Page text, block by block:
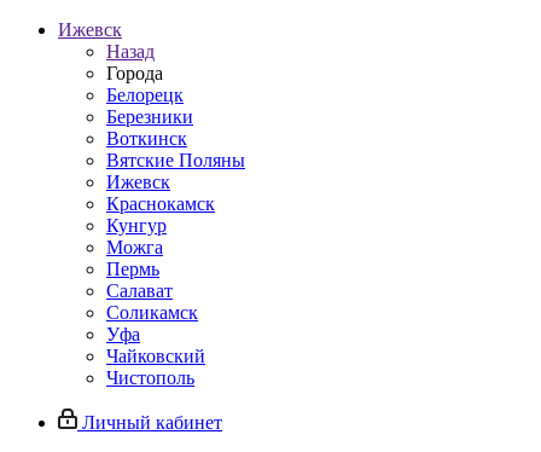
Ижевск
Назад
Города
Белорецк
Березники
Воткинск
Вятские Поляны
Ижевск
Краснокамск
Кунгур
Можга
Пермь
Салават
Соликамск
Уфа
Чайковский
Чистополь
Личный кабинет